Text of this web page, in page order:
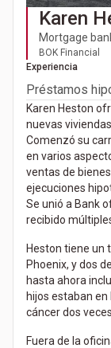
Karen
Mortgage
BOK Financial
Experiencia
Préstamos
Karen Heston
nuevas
Comenzó su
en varios
ventas de
ejecuciones
Se unió a Bank
recibido
Heston tiene un
Phoenix, y dos
hasta ahora
hijos estaban en
cáncer dos veces.
Fuera de la